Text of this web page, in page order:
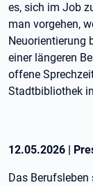
es, sich im Job
man vorgehen,
Neuorientierung
einer längeren
offene
Stadtbibliothek
12.05.2026 |
Das Berufsleben